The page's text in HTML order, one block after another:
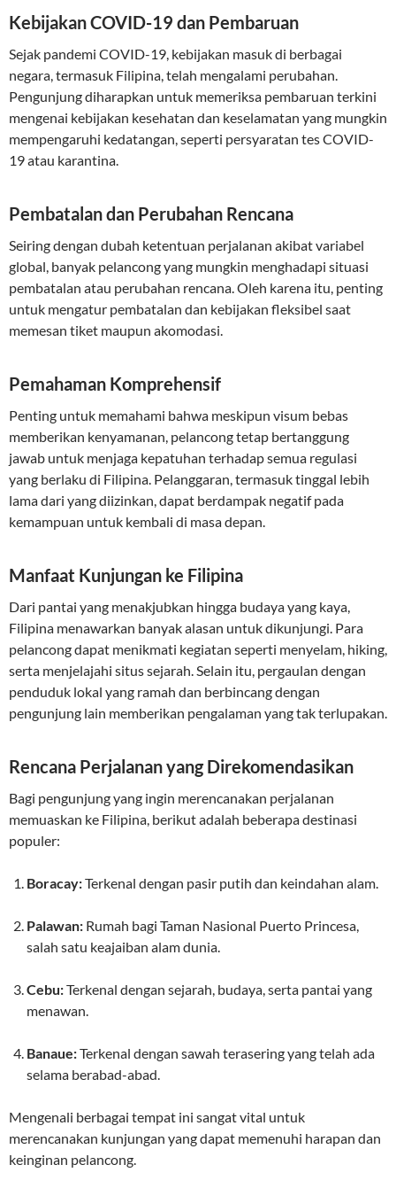
Kebijakan COVID-19 dan Pembaruan
Sejak pandemi COVID-19, kebijakan masuk di berbagai
negara, termasuk Filipina, telah mengalami perubahan.
Pengunjung diharapkan untuk memeriksa pembaruan terkini
mengenai kebijakan kesehatan dan keselamatan yang mungkin
mempengaruhi kedatangan, seperti persyaratan tes COVID-
19 atau karantina.
Pembatalan dan Perubahan Rencana
Seiring dengan dubah ketentuan perjalanan akibat variabel
global, banyak pelancong yang mungkin menghadapi situasi
pembatalan atau perubahan rencana. Oleh karena itu, penting
untuk mengatur pembatalan dan kebijakan fleksibel saat
memesan tiket maupun akomodasi.
Pemahaman Komprehensif
Penting untuk memahami bahwa meskipun visum bebas
memberikan kenyamanan, pelancong tetap bertanggung
jawab untuk menjaga kepatuhan terhadap semua regulasi
yang berlaku di Filipina. Pelanggaran, termasuk tinggal lebih
lama dari yang diizinkan, dapat berdampak negatif pada
kemampuan untuk kembali di masa depan.
Manfaat Kunjungan ke Filipina
Dari pantai yang menakjubkan hingga budaya yang kaya,
Filipina menawarkan banyak alasan untuk dikunjungi. Para
pelancong dapat menikmati kegiatan seperti menyelam, hiking,
serta menjelajahi situs sejarah. Selain itu, pergaulan dengan
penduduk lokal yang ramah dan berbincang dengan
pengunjung lain memberikan pengalaman yang tak terlupakan.
Rencana Perjalanan yang Direkomendasikan
Bagi pengunjung yang ingin merencanakan perjalanan
memuaskan ke Filipina, berikut adalah beberapa destinasi
populer:
Boracay:Terkenal dengan pasir putih dan keindahan alam.
Palawan: Rumah bagi Taman Nasional Puerto Princesa,
salah satu keajaiban alam dunia.
Cebu:Terkenal dengan sejarah, budaya, serta pantai yang
menawan.
Banaue:Terkenal dengan sawah terasering yang telah ada
selama berabad-abad.
Mengenali berbagai tempat ini sangat vital untuk
merencanakan kunjungan yang dapat memenuhi harapan dan
keinginan pelancong.